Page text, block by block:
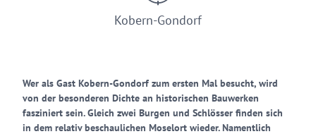
Kobern-Gondorf
Wer als Gast Kobern-Gondorf zum ersten Mal besucht, wird
von der besonderen Dichte an historischen Bauwerken
fasziniert sein. Gleich zwei Burgen und Schlösser finden sich
in dem relativ beschaulichen Moselort wieder. Namentlich